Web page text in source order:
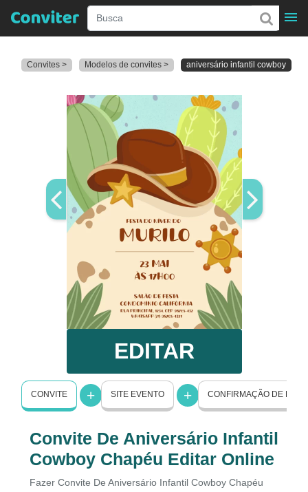
Convites > Modelos de convites > aniversário infantil cowboy
EDITAR
CONVITE SITE EVENTO CONFIRMAÇÃO DE
Convite De Aniversário Infantil
Cowboy Chapéu Editar Online
Fazer Convite De Aniversário Infantil Cowboy Chapéu